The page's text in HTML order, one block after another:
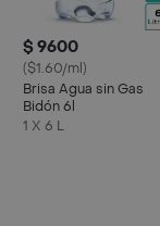
$ 9600
($1.60/ml)
Brisa Agua sin Gas
Bidón 6l
1 X 6 L